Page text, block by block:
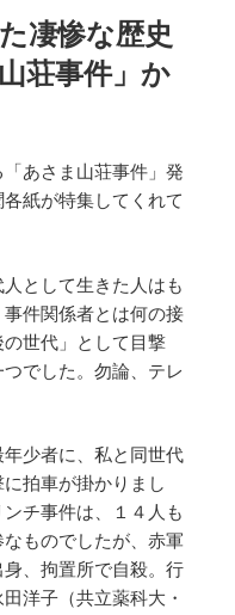
凄惨な歴史
荘事件」か
あさま山荘事件」発
紙が特集してくれて
として生きた人はも
件関係者とは何の接
世代」として目撃
でした。勿論、テレ
少者に、私と同世代
拍車が掛かりまし
チ事件は、１４人も
ものでしたが、赤軍
、拘置所で自殺。行
洋子（共立薬科大・